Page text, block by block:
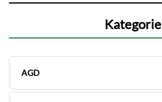
Kategorie
AGD